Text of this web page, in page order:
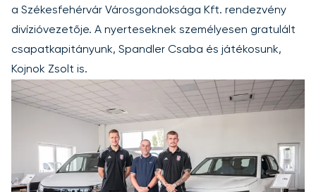
a Székesfehérvár Városgondoksága Kft. rendezvény
divízióvezetője. A nyerteseknek személyesen gratulált
csapatkapitányunk, Spandler Csaba és játékosunk,
Kojnok Zsolt is.